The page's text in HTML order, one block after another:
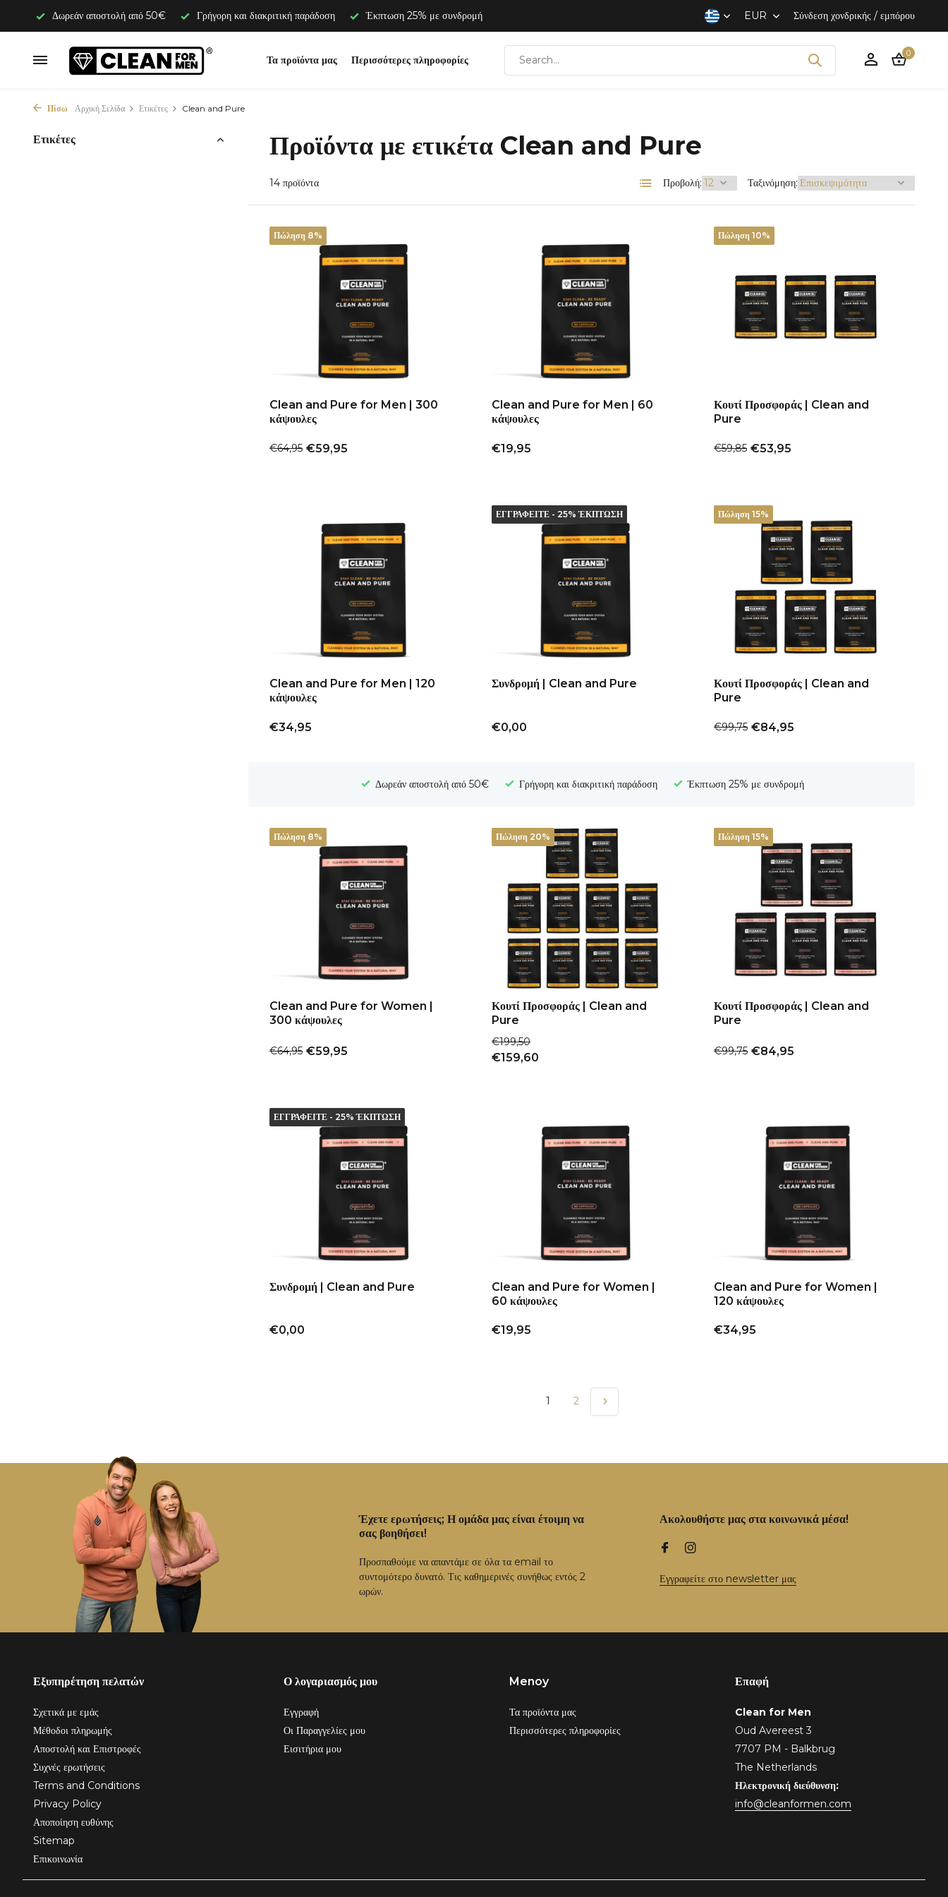
Δωρεάν αποστολή από 50€ Γρήγορη και διακριτική παράδοση Έκπτωση 25% με συνδρομή EUR Σύνδεση χονδρικής / εμπόρου
Τα προϊόντα μας Περισσότερες πληροφορίες
Δημιουργία ενός
Λογαριασμού
0
Πίσω Αρχική Σελίδα Ετικέτες Clean and Pure
Ετικέτες Προϊόντα με ετικέτα Clean and Pure
14 προϊόντα Προβολή: Ταξινόμηση:
Πώληση 8%
Clean and Pure for Men | 300
κάψουλες
€64,95 €59,95
Clean and Pure for Men | 60
κάψουλες
€19,95
Πώληση 10%
Κουτί Προσφοράς | Clean and
Pure
€59,85 €53,95
Clean and Pure for Men | 120
κάψουλες
€34,95
ΕΓΓΡΑΦΕΙΤΕ - 25% ΈΚΠΤΩΣΗ
Συνδρομή | Clean and Pure
€0,00
Πώληση 15%
Κουτί Προσφοράς | Clean and
Pure
€99,75 €84,95
Δωρεάν αποστολή από 50€ Γρήγορη και διακριτική παράδοση Έκπτωση 25% με συνδρομή
Πώληση 8%
Clean and Pure for Women |
300 κάψουλες
€64,95 €59,95
Πώληση 20%
Κουτί Προσφοράς | Clean and
Pure
€199,50
€159,60
Πώληση 15%
Κουτί Προσφοράς | Clean and
Pure
€99,75 €84,95
ΕΓΓΡΑΦΕΙΤΕ - 25% ΈΚΠΤΩΣΗ
Συνδρομή | Clean and Pure
€0,00
Clean and Pure for Women |
60 κάψουλες
€19,95
Clean and Pure for Women |
120 κάψουλες
€34,95
1 2
Έχετε ερωτήσεις; Η ομάδα μας είναι έτοιμη να
σας βοηθήσει!
Προσπαθούμε να απαντάμε σε όλα τα email το
συντομότερο δυνατό. Τις καθημερινές συνήθως εντός 2
ωρών.
Ακολουθήστε μας στα κοινωνικά μέσα!
Εγγραφείτε στο newsletter μας
Εξυπηρέτηση πελατών
Σχετικά με εμάς
Μέθοδοι πληρωμής
Αποστολή και Επιστροφές
Συχνές ερωτήσεις
Terms and Conditions
Privacy Policy
Αποποίηση ευθύνης
Sitemap
Επικοινωνία
Ο λογαριασμός μου
Εγγραφή
Οι Παραγγελίες μου
Εισιτήρια μου
Menoy
Τα προϊόντα μας
Περισσότερες πληροφορίες
Επαφή
Clean for Men
Oud Avereest 3
7707 PM - Balkbrug
The Netherlands
Ηλεκτρονική διεύθυνση:
info@cleanformen.com